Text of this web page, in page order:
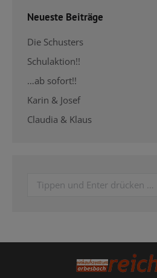
Neueste Beiträge
Die Schusters
Schulaktion!!
…ab sofort!!
Karin & Josef
Claudia & Klaus
Search: